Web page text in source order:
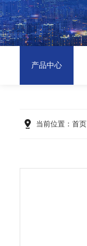
产品中心
当前位置： 首页